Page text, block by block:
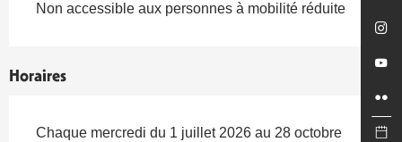
Non accessible aux personnes à mobilité réduite
Horaires
Chaque mercredi du 1 juillet 2026 au 28 octobre